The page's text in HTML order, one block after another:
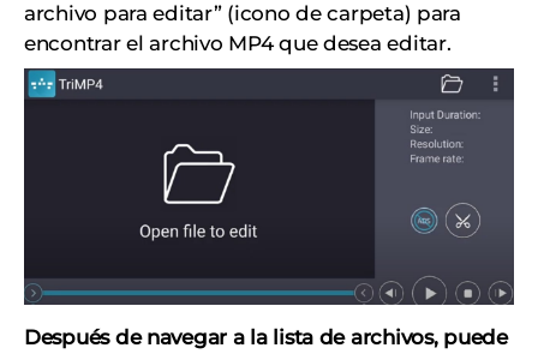
archivo para editar” (icono de carpeta) para
encontrar el archivo MP4 que desea editar.
Después de navegar a la lista de archivos, puede